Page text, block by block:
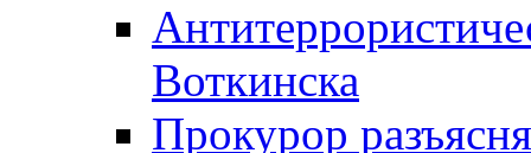
Воткинска
Прокурор